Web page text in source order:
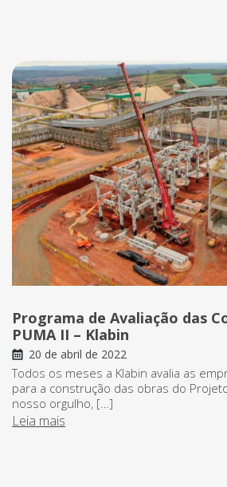
Programa de Avaliação das
PUMA II – Klabin
20 de abril de 2022
Todos os meses a Klabin avalia as
para a construção das obras do
nosso orgulho, […]
Leia mais